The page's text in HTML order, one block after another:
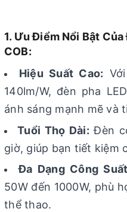
1. Ưu Điểm Nổi Bật
COB:
Hiệu Suất Cao:
140lm/W, đèn pha
ánh sáng mạnh mẽ và
Tuổi Thọ Dài: Đèn
giờ, giúp bạn tiết kiệm
Đa Dạng Công
50W đến 1000W, phù
thể thao.